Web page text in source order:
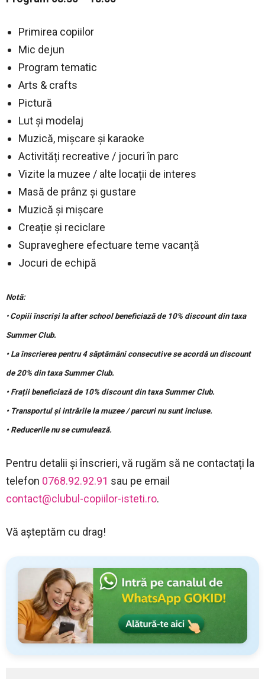
Primirea copiilor
Mic dejun
Program tematic
Arts & crafts
Pictură
Lut și modelaj
Muzică, mișcare și karaoke
Activități recreative / jocuri în parc
Vizite la muzee / alte locații de interes
Masă de prânz și gustare
Muzică și mișcare
Creație și reciclare
Supraveghere efectuare teme vacanță
Jocuri de echipă
Notă:
• Copiii înscriși la after school beneficiază de 10% discount din taxa
Summer Club.
• La înscrierea pentru 4 săptămâni consecutive se acordă un discount
de 20% din taxa Summer Club.
• Frații beneficiază de 10% discount din taxa Summer Club.
• Transportul și intrările la muzee / parcuri nu sunt incluse.
• Reducerile nu se cumulează.
Pentru detalii și înscrieri, vă rugăm să ne contactați la
telefon 0768.92.92.91 sau pe email
contact@clubul-copiilor-isteti.ro.
Vă așteptăm cu drag!